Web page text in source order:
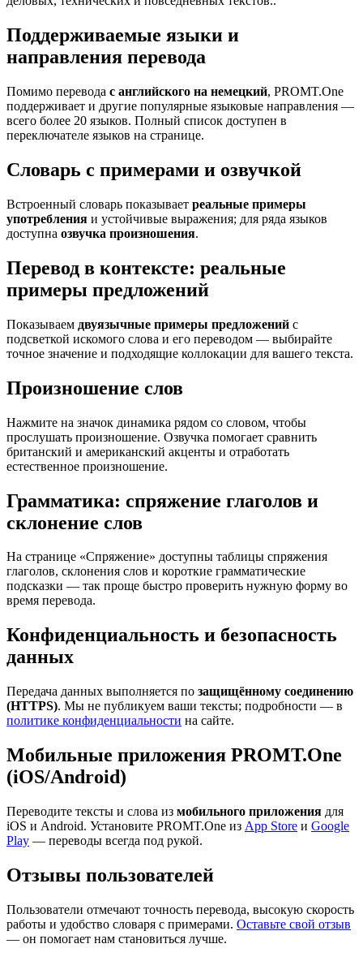
Поддерживаемые языки и
направления перевода
Помимо перевода с английского на немецкий, PROMT.One
поддерживает и другие популярные языковые направления —
всего более 20 языков. Полный список доступен в
переключателе языков на странице.
Словарь с примерами и озвучкой
Встроенный словарь показывает реальные примеры
употребления и устойчивые выражения; для ряда языков
доступна озвучка произношения.
Перевод в контексте: реальные
примеры предложений
Показываем двуязычные примеры предложений с
подсветкой искомого слова и его переводом — выбирайте
точное значение и подходящие коллокации для вашего текста.
Произношение слов
Нажмите на значок динамика рядом со словом, чтобы
прослушать произношение. Озвучка помогает сравнить
британский и американский акценты и отработать
естественное произношение.
Грамматика: спряжение глаголов и
склонение слов
На странице «Спряжение» доступны таблицы спряжения
глаголов, склонения слов и короткие грамматические
подсказки — так проще быстро проверить нужную форму во
время перевода.
Конфиденциальность и безопасность
данных
Передача данных выполняется по защищённому соединению
(HTTPS). Мы не публикуем ваши тексты; подробности — в
политике конфиденциальности на сайте.
Мобильные приложения PROMT.One
(iOS/Android)
Переводите тексты и слова из мобильного приложения для
iOS и Android. Установите PROMT.One из App Store и Google
Play — переводы всегда под рукой.
Отзывы пользователей
Пользователи отмечают точность перевода, высокую скорость
работы и удобство словаря с примерами. Оставьте свой отзыв
— он помогает нам становиться лучше.